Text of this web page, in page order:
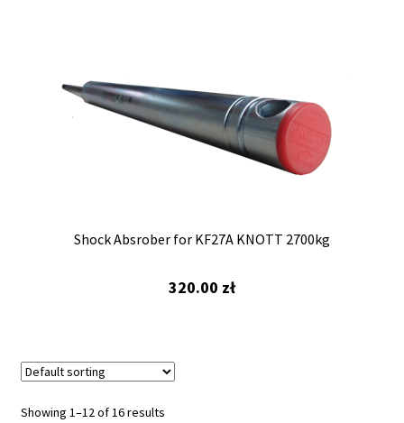
Shock Absrober for KF27A KNOTT 2700kg
320.00 zł
Showing 1–12 of 16 results